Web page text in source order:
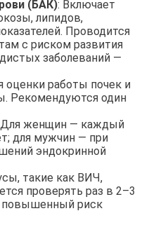
(БАК): Включает
липидов,
Проводится
с риском развития
заболеваний —
оценки работы почек и
Рекомендуются один
женщин — каждый
для мужчин — при
эндокринной
такие как ВИЧ,
проверять раз в 2–3
повышенный риск